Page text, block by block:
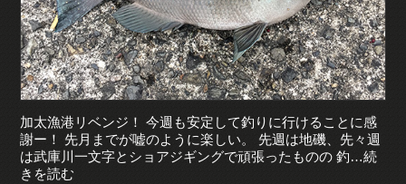
加太漁港リベンジ！ 今週も安定して釣りに行けることに感
謝ー！ 先月までが嘘のように楽しい。 先週は地磯、先々週
は武庫川一文字とショアジギングで頑張ったものの 釣…続
きを読む